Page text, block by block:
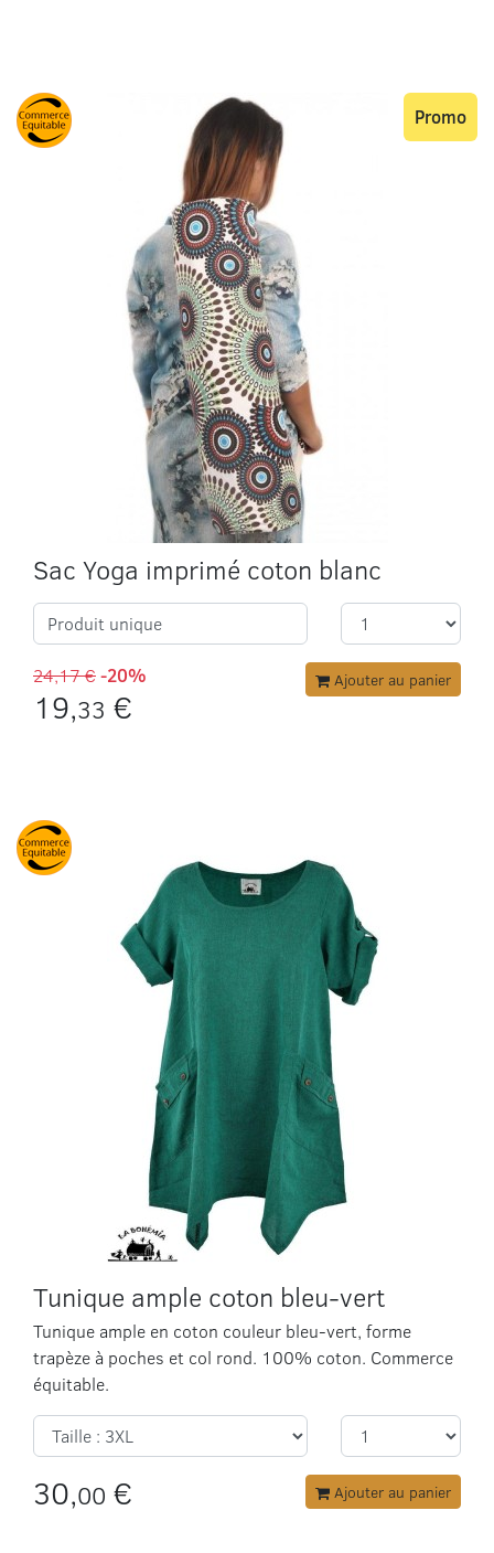
Sac Yoga imprimé coton blanc
Promo
Produit unique
24,17 €-20%
19,33 €
Ajouter au panier
Tunique ample coton bleu-vert
Tunique ample en coton couleur bleu-vert, forme
trapèze à poches et col rond. 100% coton. Commerce
équitable.
30,00 € Ajouter au panier